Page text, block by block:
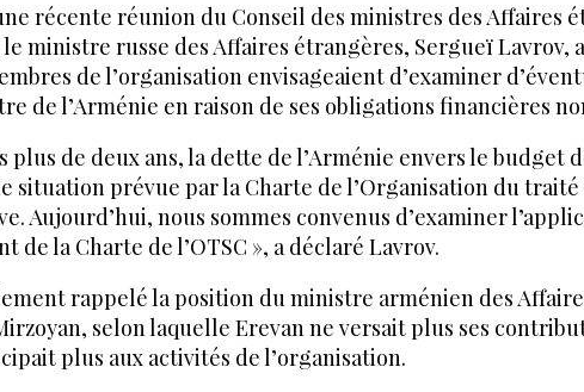
récente réunion du Conseil des ministres des Affaires
le ministre russe des Affaires étrangères, Sergueï Lavrov,
de l’organisation envisageaient d’examiner
de l’Arménie en raison de ses obligations financières
plus de deux ans, la dette de l’Arménie envers le budget
situation prévue par la Charte de l’Organisation du
Aujourd’hui, nous sommes convenus d’examiner
de la Charte de l’OTSC », a déclaré Lavrov.
rappelé la position du ministre arménien des
selon laquelle Erevan ne versait plus ses
plus aux activités de l’organisation.